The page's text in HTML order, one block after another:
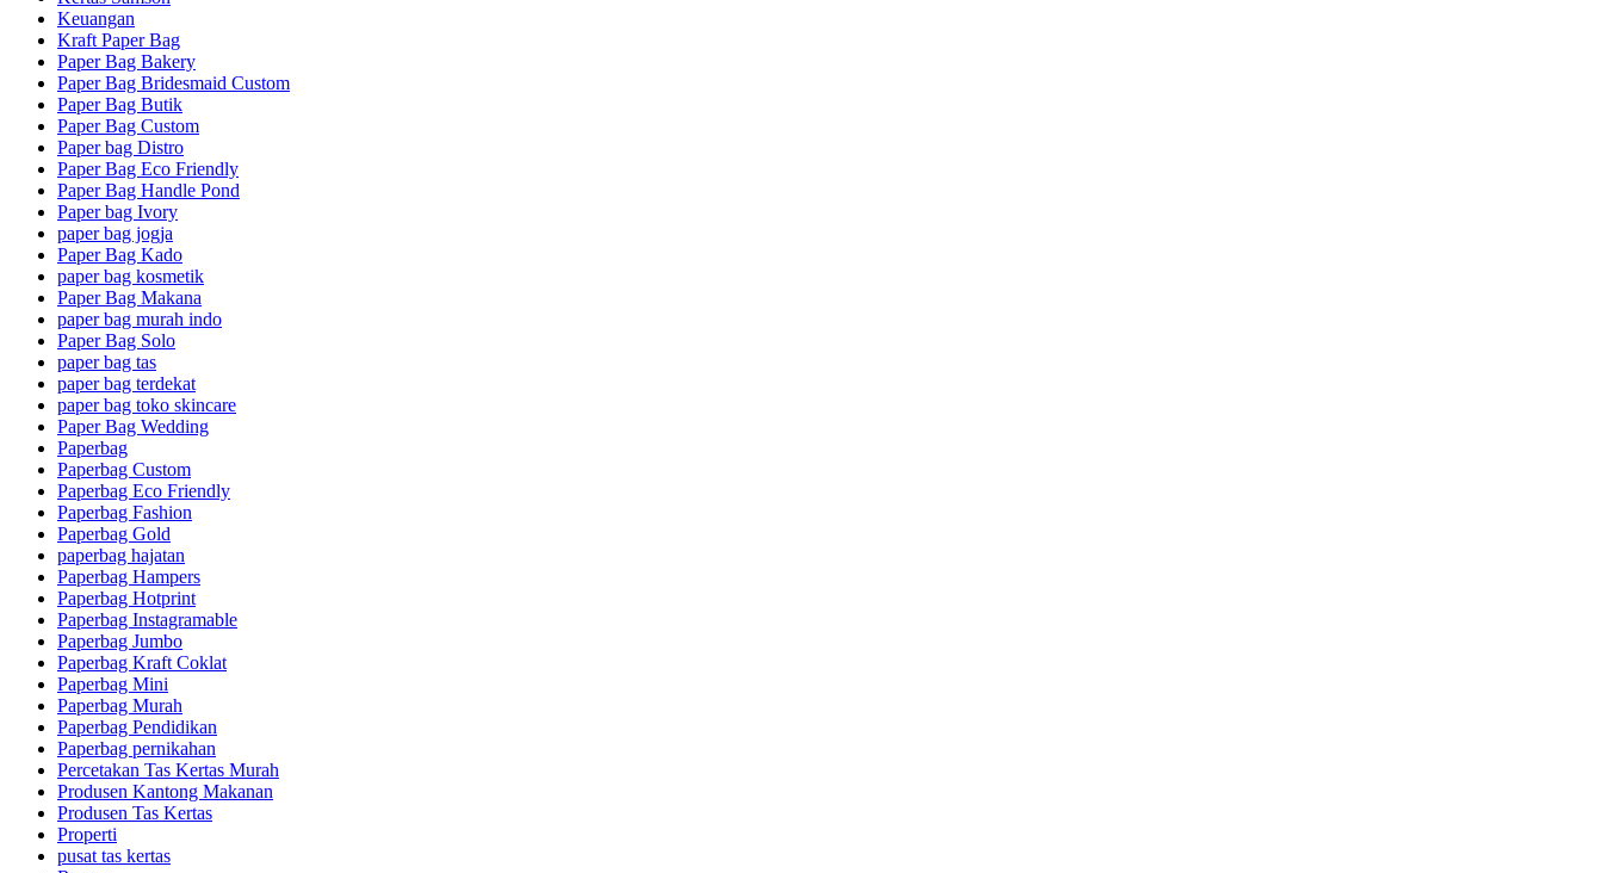
Keuangan
Kraft Paper Bag
Paper Bag Bakery
Paper Bag Bridesmaid Custom
Paper Bag Butik
Paper Bag Custom
Paper bag Distro
Paper Bag Eco Friendly
Paper Bag Handle Pond
Paper bag Ivory
paper bag jogja
Paper Bag Kado
paper bag kosmetik
Paper Bag Makana
paper bag murah indo
Paper Bag Solo
paper bag tas
paper bag terdekat
paper bag toko skincare
Paper Bag Wedding
Paperbag
Paperbag Custom
Paperbag Eco Friendly
Paperbag Fashion
Paperbag Gold
paperbag hajatan
Paperbag Hampers
Paperbag Hotprint
Paperbag Instagramable
Paperbag Jumbo
Paperbag Kraft Coklat
Paperbag Mini
Paperbag Murah
Paperbag Pendidikan
Paperbag pernikahan
Percetakan Tas Kertas Murah
Produsen Kantong Makanan
Produsen Tas Kertas
Properti
pusat tas kertas